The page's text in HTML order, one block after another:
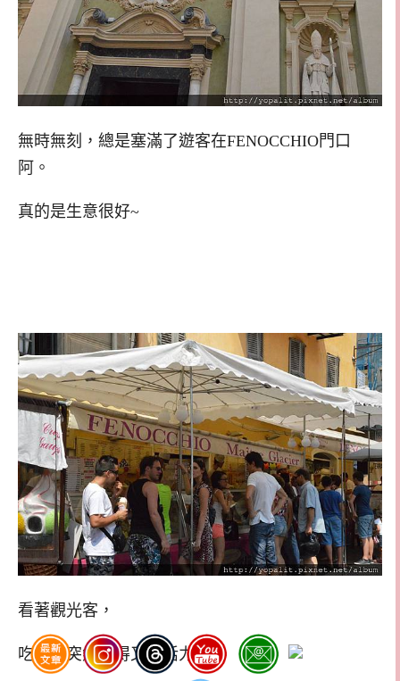
無時無刻，總是塞滿了遊客在FENOCCHIO門口
阿。
真的是生意很好~
看著觀光客，
吃完冰突然覺得又有活力了。